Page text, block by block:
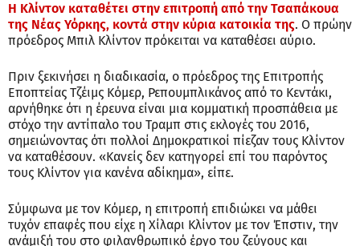
Η Κλίντον καταθέτει στην επιτροπή από την Τσαπάκουα
της Νέας Υόρκης, κοντά στην κύρια κατοικία της. Ο πρώην
πρόεδρος Μπιλ Κλίντον πρόκειται να καταθέσει αύριο.
Πριν ξεκινήσει η διαδικασία, ο πρόεδρος της Επιτροπής
Εποπτείας Τζέιμς Κόμερ, Ρεπουμπλικάνος από το Κεντάκι,
αρνήθηκε ότι η έρευνα είναι μια κομματική προσπάθεια με
στόχο την αντίπαλο του Τραμπ στις εκλογές του 2016,
σημειώνοντας ότι πολλοί Δημοκρατικοί πίεζαν τους Κλίντον
να καταθέσουν. «Κανείς δεν κατηγορεί επί του παρόντος
τους Κλίντον για κανένα αδίκημα», είπε.
Σύμφωνα με τον Κόμερ, η επιτροπή επιδιώκει να μάθει
τυχόν επαφές που είχε η Χίλαρι Κλίντον με τον Έπστιν, την
ανάμιξή του στο φιλανθρωπικό έργο του ζεύγους και